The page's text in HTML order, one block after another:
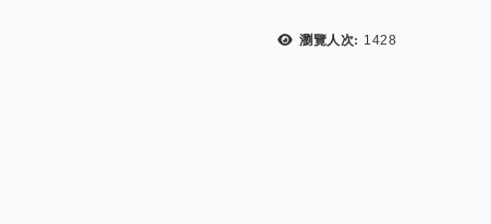
瀏覽人次: 1428